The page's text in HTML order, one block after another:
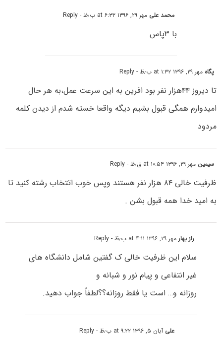
محمد علی مهر ۲۹, ۱۳۹۶ at ۶:۳۲ ب٫ظ - Reply
با ۳پاس
پگاه مهر ۲۹, ۱۳۹۶ at ۱:۳۲ ب٫ظ - Reply
تا دیروز ۴۴هزار نفر بود افرین به این سرعت عمل،به هر حال
امیدوارم همگی قبول بشیم دیگه واقعا خسته شدم از دیدن کلمه
مردود
سیمین مهر ۲۹, ۱۳۹۶ at ۱۰:۵۴ ق٫ظ - Reply
ظرفیت خالی ۸۴ هزار نفر هستند وپس خوب اتتخاب رشته کنید تا
به امید خدا همه قبول بشن .
راز بهارمهر ۲۹, ۱۳۹۶ at ۴:۱۱ ب٫ظ - Reply
سلام این ظرفیت خالی ک گفتین شامل دانشگاه های
غیر انتفاعی و پیام نور و شبانه و
روزانه و… است یا فقط روزانه؟؟لطفاً جواب دهید.
علی آبان ۵, ۱۳۹۶ at ۹:۲۲ ب٫ظ - Reply